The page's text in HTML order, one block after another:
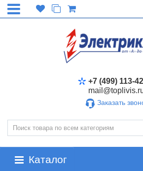
+7 (499) 113-
Заказать
Каталог